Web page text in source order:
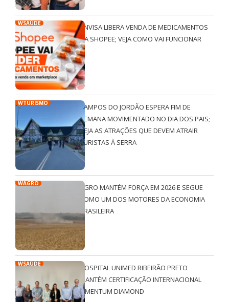
WSAÚDE
ANVISA LIBERA VENDA DE MEDICAMENTOS
NA SHOPEE; VEJA COMO VAI FUNCIONAR
WTURISMO
CAMPOS DO JORDÃO ESPERA FIM DE
SEMANA MOVIMENTADO NO DIA DOS PAIS;
VEJA AS ATRAÇÕES QUE DEVEM ATRAIR
TURISTAS À SERRA
WAGRO
AGRO MANTÉM FORÇA EM 2026 E SEGUE
COMO UM DOS MOTORES DA ECONOMIA
BRASILEIRA
WSAÚDE
HOSPITAL UNIMED RIBEIRÃO PRETO
MANTÉM CERTIFICAÇÃO INTERNACIONAL
QMENTUM DIAMOND